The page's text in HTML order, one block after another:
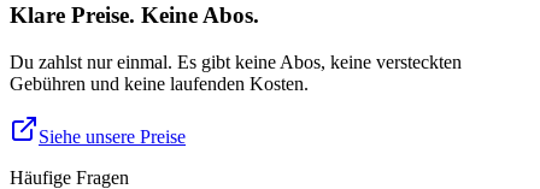
Klare Preise. Keine Abos.
Du zahlst nur einmal. Es gibt keine Abos, keine versteckten
Gebühren und keine laufenden Kosten.
Siehe unsere Preise
Häufige Fragen